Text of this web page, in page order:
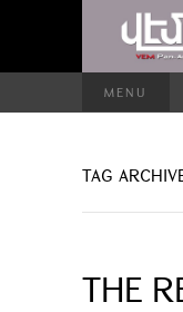
MENU
TAG
THE